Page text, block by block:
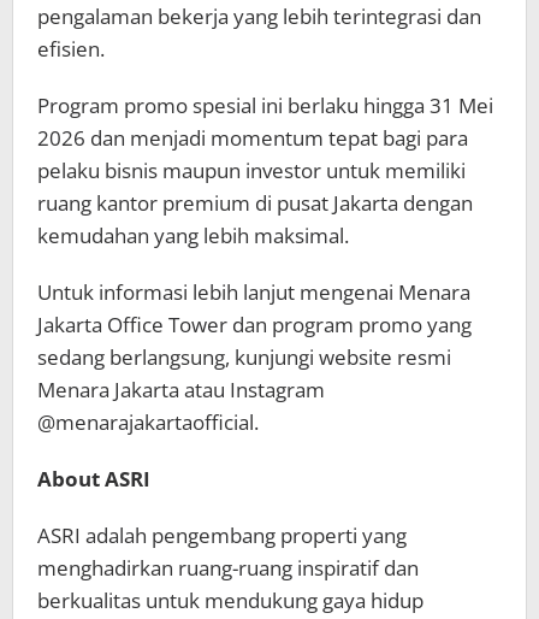
pengalaman bekerja yang lebih terintegrasi dan
efisien.
Program promo spesial ini berlaku hingga 31 Mei
2026 dan menjadi momentum tepat bagi para
pelaku bisnis maupun investor untuk memiliki
ruang kantor premium di pusat Jakarta dengan
kemudahan yang lebih maksimal.
Untuk informasi lebih lanjut mengenai Menara
Jakarta Office Tower dan program promo yang
sedang berlangsung, kunjungi website resmi
Menara Jakarta atau Instagram
@menarajakartaofficial.
About ASRI
ASRI adalah pengembang properti yang
menghadirkan ruang-ruang inspiratif dan
berkualitas untuk mendukung gaya hidup